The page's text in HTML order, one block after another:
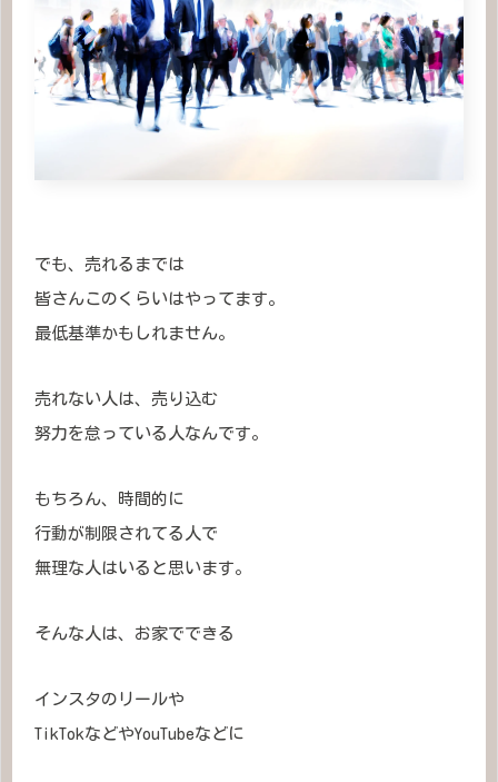
でも、売れるまでは
皆さんこのくらいはやってます。
最低基準かもしれません。
売れない人は、売り込む
努力を怠っている人なんです。
もちろん、時間的に
行動が制限されてる人で
無理な人はいると思います。
そんな人は、お家でできる
インスタのリールや
TikTokなどやYouTubeなどに